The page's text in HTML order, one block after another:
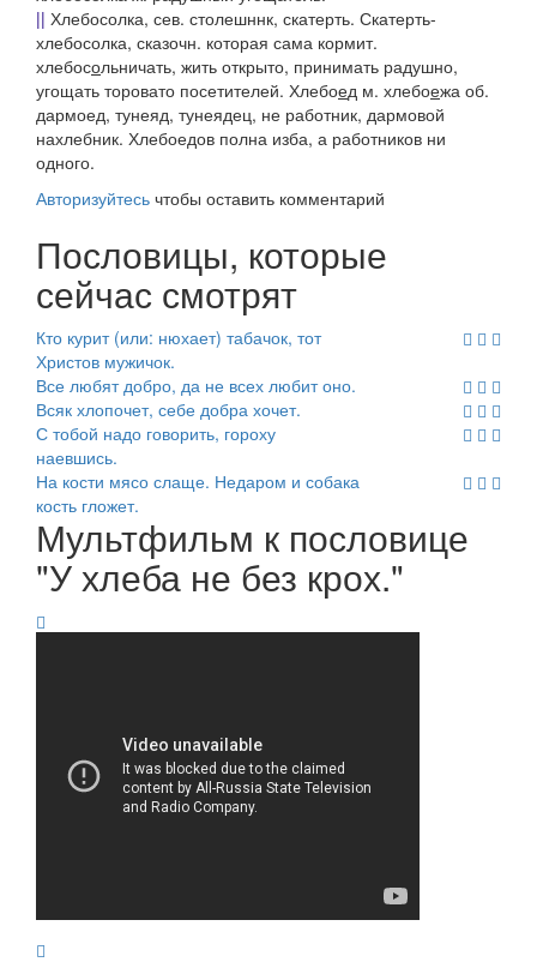
|| Хлебосолка, сев. столешннк, скатерть. Скатерть-
хлебосолка, сказочн. которая сама кормит.
хлебосольничать, жить открыто, принимать радушно,
угощать торовато посетителей. Хлебоед м. хлебоежа об.
дармоед, тунеяд, тунеядец, не работник, дармовой
нахлебник. Хлебоедов полна изба, а работников ни
одного.
Авторизуйтесь чтобы оставить комментарий
Пословицы, которые
сейчас смотрят
Кто курит (или: нюхает) табачок, тот
Христов мужичок.
Все любят добро, да не всех любит оно.
Всяк хлопочет, себе добра хочет.
С тобой надо говорить, гороху
наевшись.
На кости мясо слаще. Недаром и собака
кость гложет.
Мультфильм к пословице
"У хлеба не без крох."